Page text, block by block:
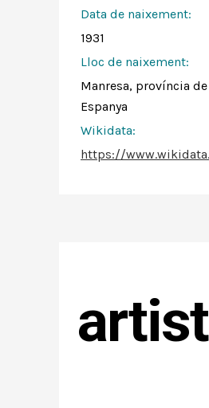
Data de naixement:
1931
Lloc de naixement:
Manresa, província
Espanya
Wikidata:
https://